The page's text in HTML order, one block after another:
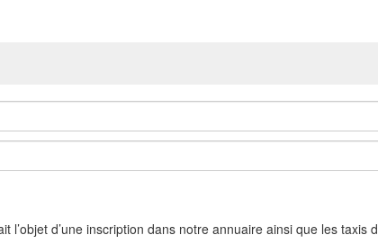
l’objet d’une inscription dans notre annuaire ainsi que les taxis